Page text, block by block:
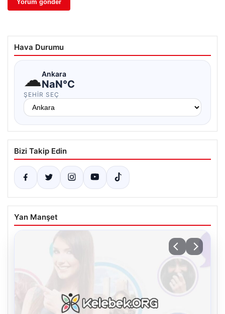
Hava Durumu
☁Ankara
NaN°C
ŞEHIR SEÇ
Bizi Takip Edin
Yan Manşet